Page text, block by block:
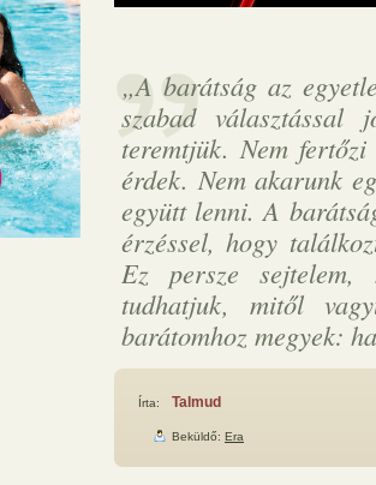
„A barátság az
szabad
teremtjük. Nem
érdek. Nem akarunk
együtt lenni. A
érzéssel, hogy
Ez persze
tudhatjuk, mitől
barátomhoz megyek:
Írta: Talmud
Beküldő: Era